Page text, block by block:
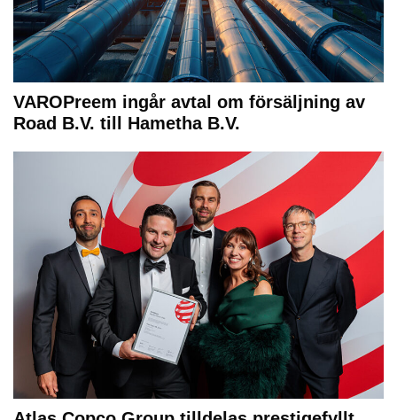
VAROPreem ingår avtal om försäljning av
Road B.V. till Hametha B.V.